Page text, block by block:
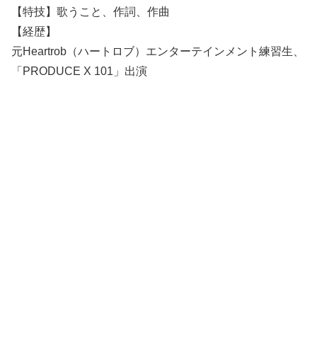
【特技】歌うこと、作詞、作曲
【経歴】
元Heartrob（ハートロブ）エンターテインメント練習生、
「PRODUCE X 101」出演